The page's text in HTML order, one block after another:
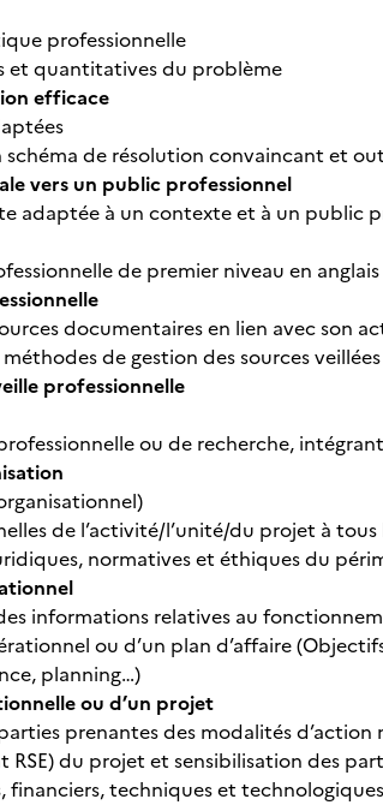
professionnelle
et quantitatives du problème
efficace
schéma de résolution convaincant et
vers un public professionnel
adaptée à un contexte et à un public
de premier niveau en anglais
documentaires en lien avec son
de gestion des sources veillées
professionnelle
ou de recherche,
de l’activité/l’unité/du projet à tous
normatives et éthiques du
informations relatives au
ou d’un plan d’affaire
planning…)
ou d’un projet
prenantes des modalités d’action
RSE) du projet et sensibilisation des
financiers, techniques et technologiques